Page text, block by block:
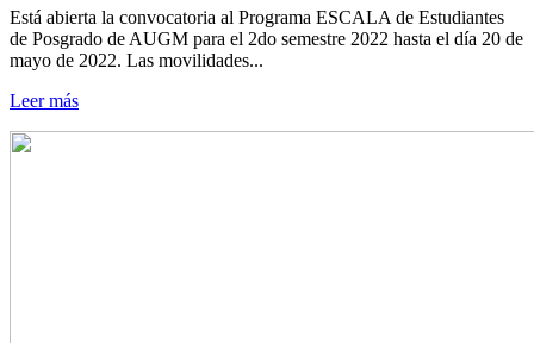
Está abierta la convocatoria al Programa ESCALA de Estudiantes
de Posgrado de AUGM para el 2do semestre 2022 hasta el día 20 de
mayo de 2022. Las movilidades...
Leer más